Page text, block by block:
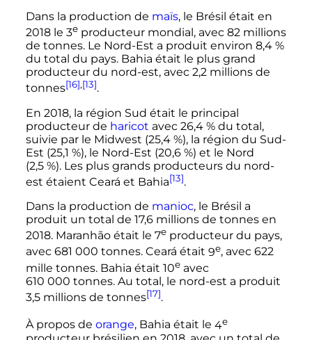
Dans la production de maïs, le Brésil était en
2018 le 3eproducteur mondial, avec 82 millions
de tonnes. Le Nord-Est a produit environ 8,4 %
du total du pays. Bahia était le plus grand
producteur du nord-est, avec 2,2 millionsde
tonnes[16],[13].
En 2018, la région Sud était le principal
producteur de haricot avec 26,4 % du total,
suivie par le Midwest (25,4 %), la région du Sud-
Est (25,1 %), le Nord-Est (20,6 %) et le Nord
(2,5 %). Les plus grands producteurs du nord-
est étaient Ceará et Bahia[13].
Dans la production de manioc, le Brésil a
produit un total de 17,6 millionsde tonnes en
2018. Maranhão était le 7eproducteur du pays,
avec 681 000 tonnes. Ceará était 9e, avec 622
mille tonnes. Bahia était 10eavec
610 000 tonnes. Au total, le nord-est a produit
3,5 millionsde tonnes[17].
À propos de orange, Bahia était le 4e